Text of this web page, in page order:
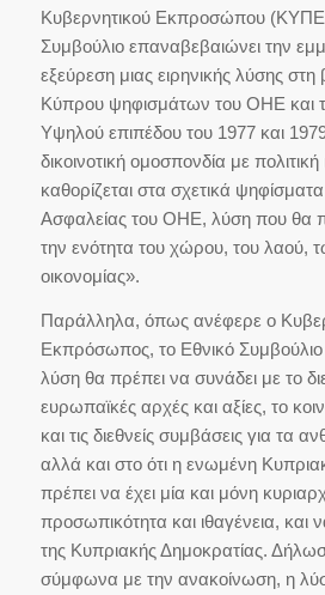
Κυβερνητικού Εκπροσώπου
Συμβούλιο επαναβεβαιώνει την
εξεύρεση μιας ειρηνικής λύσης
Κύπρου ψηφισμάτων του ΟΗΕ και
Υψηλού επιπέδου του 1977 και 1979
δικοινοτική ομοσπονδία με
καθορίζεται στα σχετικά
Ασφαλείας του ΟΗΕ, λύση που θα
την ενότητα του χώρου, του λαού,
οικονομίας».
Παράλληλα, όπως ανέφερε ο
Εκπρόσωπος, το Εθνικό Συμβούλιο
λύση θα πρέπει να συνάδει με το
ευρωπαϊκές αρχές και αξίες, το
και τις διεθνείς συμβάσεις για τα
αλλά και στο ότι η ενωμένη
πρέπει να έχει μία και μόνη
προσωπικότητα και ιθαγένεια, και
της Κυπριακής Δημοκρατίας.
σύμφωνα με την ανακοίνωση, η